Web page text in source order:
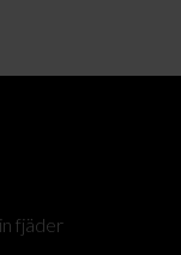
fjäder